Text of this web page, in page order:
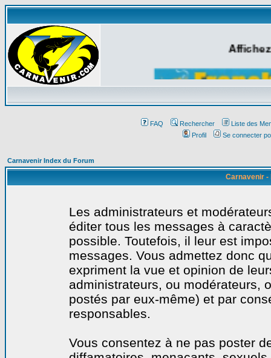
FAQ Rechercher
Liste des
Profil
Se connecter
Carnavenir Index du Forum
Carnavenir -
Les administrateurs et
éditer tous les messages à
possible. Toutefois, il leur est
messages. Vous admettez donc
expriment la vue et opinion de
administrateurs, ou modérateurs,
postés par eux-même) et par
responsables.
Vous consentez à ne pas poster